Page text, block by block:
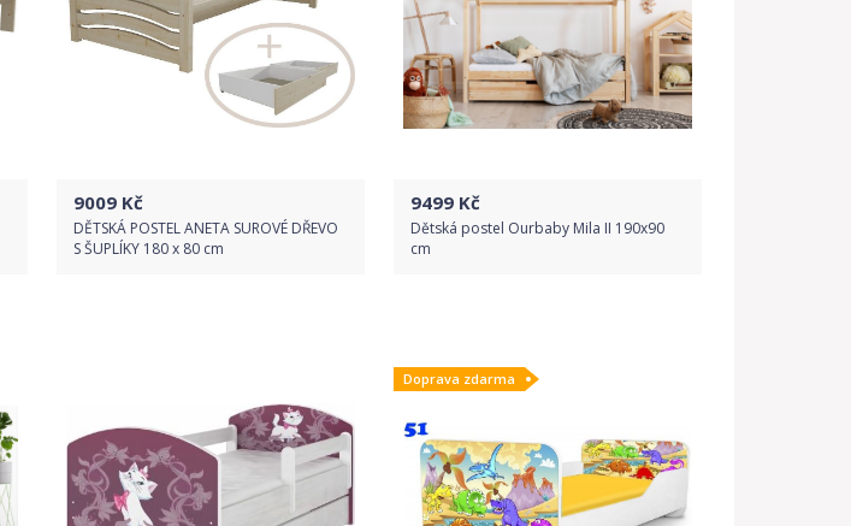
9009 Kč
DĚTSKÁ POSTEL ANETA SUROVÉ DŘEVO
S ŠUPLÍKY 180 x 80 cm
9499 Kč
Dětská postel Ourbaby Mila II 190x90
cm
Detail produktu
Doprava zdarma